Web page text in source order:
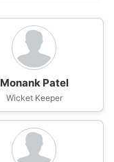
Monank Patel
Wicket Keeper